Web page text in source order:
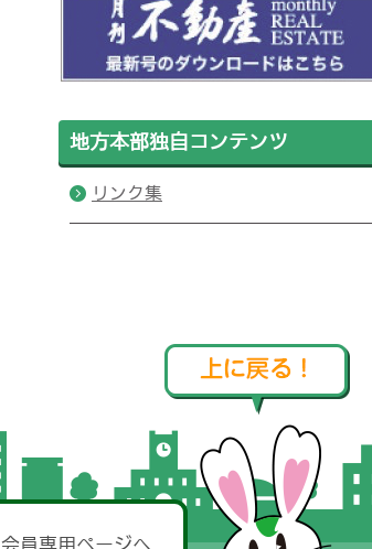
地方本部独自コンテンツ
リンク集
会員専用ページへ